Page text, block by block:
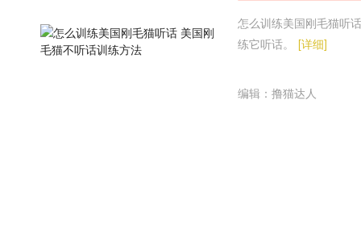
怎么训练美国刚毛猫听
练它听话。
[详细]
编辑：撸猫达人